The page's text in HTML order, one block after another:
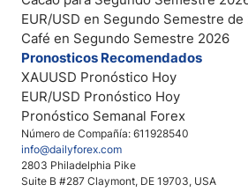
Número de Compañía: 611928540
info@dailyforex.com
2803 Philadelphia Pike
Suite B #287 Claymont, DE 19703, USA
EUR/USD en Segundo Semestre de
Café en Segundo Semestre 2026
Pronosticos Recomendados
XAUUSD Pronóstico Hoy
EUR/USD Pronóstico Hoy
Pronóstico Semanal Forex